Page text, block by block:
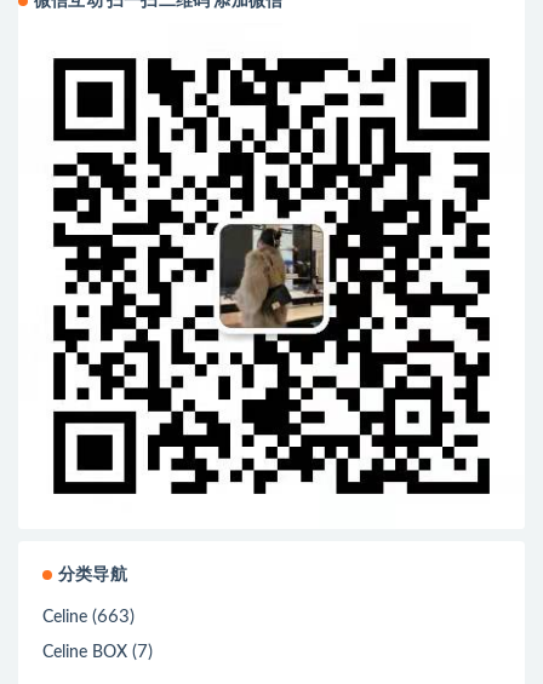
分类导航
Celine (663)
Celine BOX (7)